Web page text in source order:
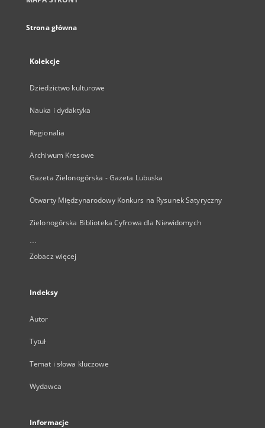
Strona główna
Kolekcje
Dziedzictwo kulturowe
Nauka i dydaktyka
Regionalia
Archiwum Kresowe
Gazeta Zielonogórska - Gazeta Lubuska
Otwarty Międzynarodowy Konkurs na Rysunek Satyryczny
Zielonogórska Biblioteka Cyfrowa dla Niewidomych
...
Zobacz więcej
Indeksy
Autor
Tytuł
Temat i słowa kluczowe
Wydawca
Informacje